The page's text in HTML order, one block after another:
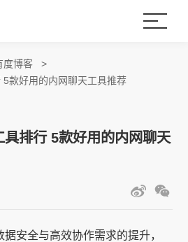
度博客 >
款好用的内网聊天工具推荐
具排行 5款好用的内网聊天
安全与高效协作需求的提升，